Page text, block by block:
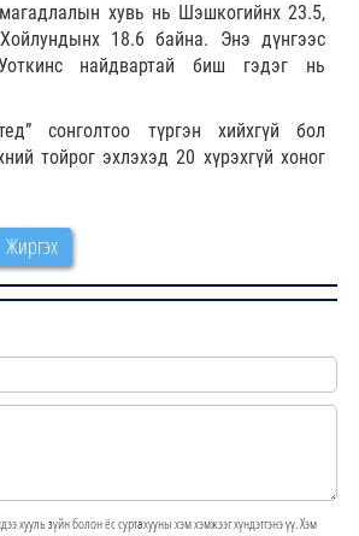
хувь нь Шэшкогийнх 23.5,
18.6 байна. Энэ дүнгээс
найдвартай биш гэдэг нь
сонголтоо түргэн хийхгүй бол
тойрог эхлэхэд 20 хүрэхгүй хоног
Жиргэх
хууль зүйн болон ёс суртахууны хэм хэмжээг хүндэтгэнэ үү. Хэм